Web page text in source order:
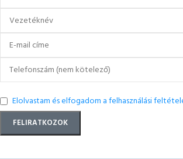
Elolvastam és elfogadom a felhasználási